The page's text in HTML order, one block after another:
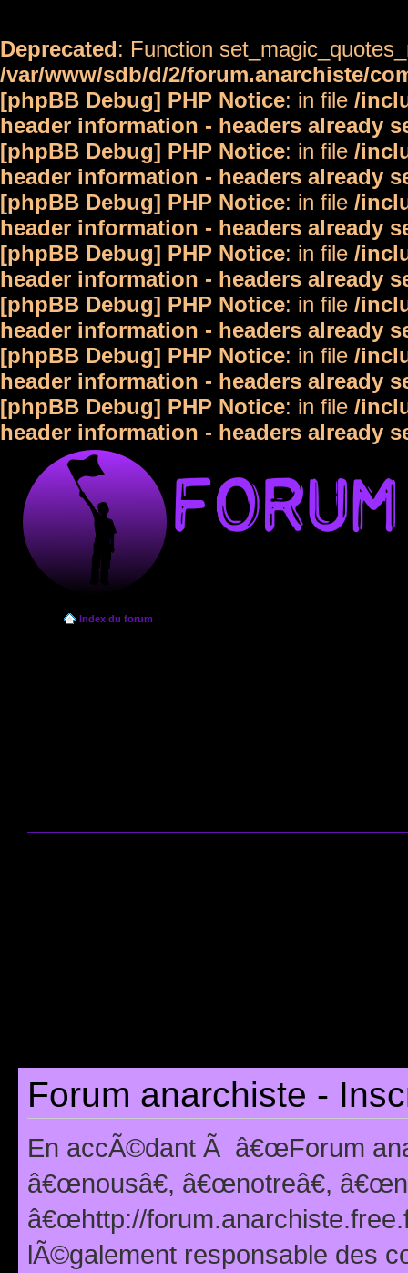
Deprecated: Function
/var/www/sdb/d/2/forum.anarchiste/
[phpBB Debug] PHP Notice: in file /
header information - headers already
[phpBB Debug] PHP Notice: in file /
header information - headers already
[phpBB Debug] PHP Notice: in file /
header information - headers already
[phpBB Debug] PHP Notice: in file /
header information - headers already
[phpBB Debug] PHP Notice: in file /
header information - headers already
[phpBB Debug] PHP Notice: in file /
header information - headers already
[phpBB Debug] PHP Notice: in file /
header information - headers already
Index du forum
Forum anarchiste -
En accÃ©dant Ã â€œForum
â€œnousâ€, â€œnotreâ€,
â€œhttp://
lÃ©galement responsable des